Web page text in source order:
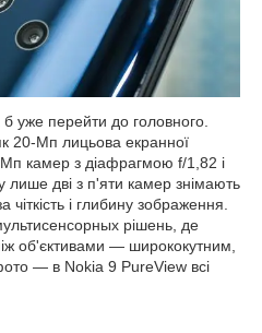
уже перейти до головного.
20-Мп лицьова екранної
камер з діафрагмою f/1,82 і
дві з п'яти камер знімають
чіткість і глибину зображення.
рішень, де
об'єктивами — ширококутним,
— в Nokia 9 PureView всі